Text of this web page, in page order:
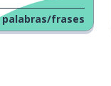
palabras/frases